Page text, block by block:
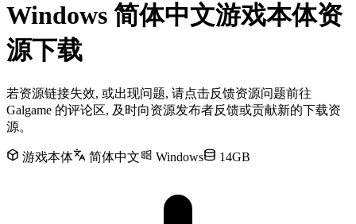
Windows 简体中文游戏本体资
源下载
若资源链接失效, 或出现问题, 请点击反馈资源问题前往
Galgame 的评论区, 及时向资源发布者反馈或贡献新的下载资
源。
游戏本体 简体中文 Windows 14GB